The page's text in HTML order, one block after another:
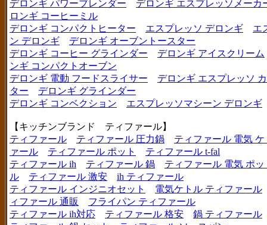
デロンギ パワーブレンダー
デロンギ エスプレッソメーカ
ロンギ コーヒーミル
デロンギ コンパクトヒーター
エスプレッソ デロンギ
エ
ン デロンギ
デロンギ オーブントースター
デロンギ コーヒー グラインダー
デロンギ アイスクリーム
ンギ コンパクトオーブン
デロンギ 電動 フードスライサー
デロンギ エスプレッソ
ター
デロンギ グラインダー
デロンギ コンベクション
エスプレッソマシーン デロンギ
【キッチンブランド ティファール】
ティファール
ティファール 圧力鍋
ティファール 電気 ケ
ァール
ティファール ポット
ティファール t-fal
ティファール ih
ティファール 鍋
ティファール 電気 ポッ
ル
ティファール 激安
ih ティファール
ティファール インジニオセット
電気ケトル ティファール
ィファール 通販
フライパン ティファール
ティファール ih対応
ティファール 格安
鍋 ティファール